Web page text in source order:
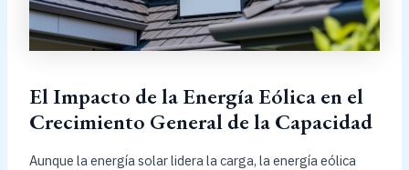
El Impacto de la Energía Eólica en el
Crecimiento General de la Capacidad
Aunque la energía solar lidera la carga, la energía eólica